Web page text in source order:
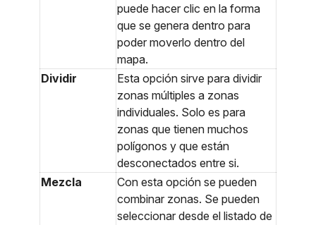
puede hacer clic en la forma
que se genera dentro para
poder moverlo dentro del
mapa.
Dividir
Esta opción sirve para dividir
zonas múltiples a zonas
individuales. Solo es para
zonas que tienen muchos
polígonos y que están
desconectados entre si.
Mezcla
Con esta opción se pueden
combinar zonas. Se pueden
seleccionar desde el listado de